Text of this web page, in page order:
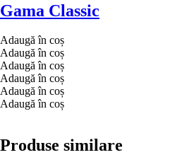
Gama Classic
Adaugă în coș
Adaugă în coș
Adaugă în coș
Adaugă în coș
Adaugă în coș
Adaugă în coș
Produse similare